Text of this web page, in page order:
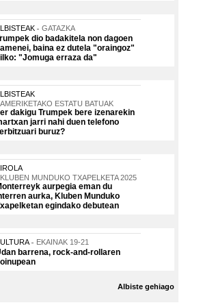
GATAZKA
dio badakitela non dagoen
baina ez dutela "oraingoz"
"Jomuga erraza da"
AMERIKETAKO ESTATU BATUAK
dakigu Trumpek bere izenarekin
jarri nahi duen telefono
buruz?
KLUBEN MUNDUKO TXAPELKETA 2025
aurpegia eman du
aurka, Kluben Munduko
egindako debutean
EKAINAK 19-21
barrena, rock-and-rollaren
Albiste gehiago